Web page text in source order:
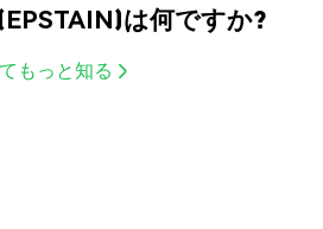
は何ですか?
もっと知る